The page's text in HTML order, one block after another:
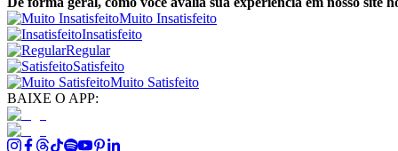
Muito Insatisfeito
Insatisfeito
Regular
Satisfeito
Muito Satisfeito
BAIXE O APP: